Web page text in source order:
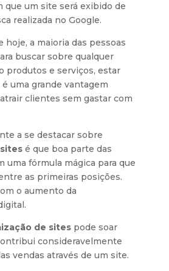
que um site será exibido de
realizada no Google.
hoje, a maioria das pessoas
buscar sobre qualquer
produtos e serviços, estar
uma grande vantagem
clientes sem gastar com
a se destacar sobre
é que boa parte das
uma fórmula mágica para que
as primeiras posições.
o aumento da
de sitespode soar
consideravelmente
vendas através de um site.